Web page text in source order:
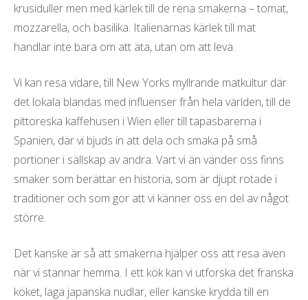
krusiduller men med kärlek till de rena smakerna – tomat,
mozzarella, och basilika. Italienarnas kärlek till mat
handlar inte bara om att äta, utan om att leva.
Vi kan resa vidare, till New Yorks myllrande matkultur där
det lokala blandas med influenser från hela världen, till de
pittoreska kaffehusen i Wien eller till tapasbarerna i
Spanien, där vi bjuds in att dela och smaka på små
portioner i sällskap av andra. Vart vi än vänder oss finns
smaker som berättar en historia, som är djupt rotade i
traditioner och som gör att vi känner oss en del av något
större.
Det kanske är så att smakerna hjälper oss att resa även
när vi stannar hemma. I ett kök kan vi utforska det franska
köket, laga japanska nudlar, eller kanske krydda till en